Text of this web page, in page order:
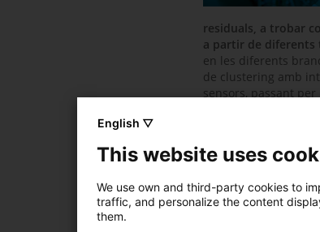
residuals, a trobar
a partir de diferents
en les diferents
de clustering amb
sensors, passant
Un cop
sensing o
aplicacions de la IA
presentarà
amb IA.
English ▽
This website uses
We use own and third-party cookies to
traffic, and personalize the content
them.